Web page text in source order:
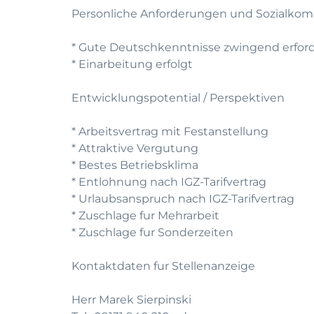
Personliche Anforderungen und
* Gute Deutschkenntnisse zwingend
* Einarbeitung erfolgt
Entwicklungspotential / Perspektiven
* Arbeitsvertrag mit Festanstellung
* Attraktive Vergutung
* Bestes Betriebsklima
* Entlohnung nach IGZ-Tarifvertrag
* Urlaubsanspruch nach IGZ-Tarifvertrag
* Zuschlage fur Mehrarbeit
* Zuschlage fur Sonderzeiten
Kontaktdaten fur Stellenanzeige
Herr Marek Sierpinski